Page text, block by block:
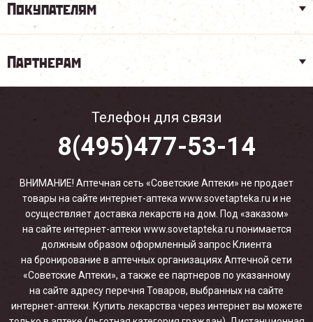
Покупателям
Партнерам
Телефон для связи
8(495)477-53-14
ВНИМАНИЕ! Аптечная сеть «Советские Аптеки» не продает
товары на сайте интернет-аптека www.sovetapteka.ru и не
осуществляет доставка лекарств на дом. Под «заказом»
на сайте интернет-аптеки www.sovetapteka.ru понимается
должным образом оформленный запрос Клиента
на бронирование в аптечных организациях Аптечной сети
«Советские Аптеки», а также ее партнеров по указанному
на сайте адресу перечня Товаров, выбранных на сайте
интернет-аптеки. Купить лекарства через интернет вы можете